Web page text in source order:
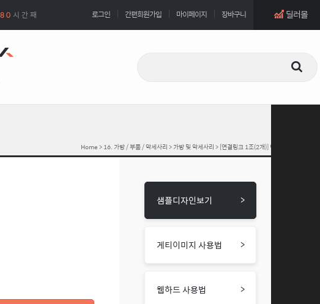
시간째 로그인 간편회원가입 마이페이지 장바구니 딜러몰
Home>16. 가방 / 부품 / 악세사리>가방 및 악세사리> [연결링크 1조(2개)] 빅폴
샘플디자인보기 >
게티이미지 사용법 >
웹하드 사용법 >